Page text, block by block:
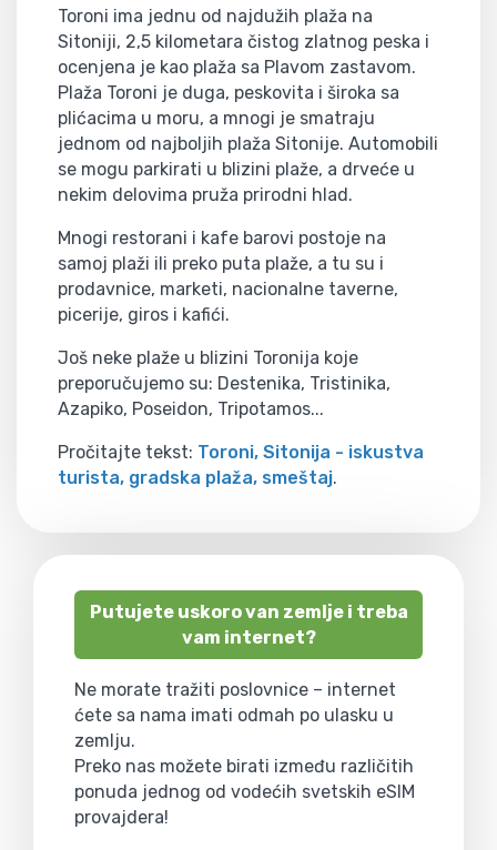
Toroni ima jednu od najdužih plaža na
Sitoniji, 2,5 kilometara čistog zlatnog peska i
ocenjena je kao plaža sa Plavom zastavom.
Plaža Toroni je duga, peskovita i široka sa
plićacima u moru, a mnogi je smatraju
jednom od najboljih plaža Sitonije. Automobili
se mogu parkirati u blizini plaže, a drveće u
nekim delovima pruža prirodni hlad.
Mnogi restorani i kafe barovi postoje na
samoj plaži ili preko puta plaže, a tu su i
prodavnice, marketi, nacionalne taverne,
picerije, giros i kafići.
Još neke plaže u blizini Toronija koje
preporučujemo su: Destenika, Tristinika,
Azapiko, Poseidon, Tripotamos...
Pročitajte tekst: Toroni, Sitonija - iskustva
turista, gradska plaža, smeštaj.
Putujete uskoro van zemlje i treba
vam internet?
Ne morate tražiti poslovnice – internet
ćete sa nama imati odmah po ulasku u
zemlju.
Preko nas možete birati između različitih
ponuda jednog od vodećih svetskih eSIM
provajdera!